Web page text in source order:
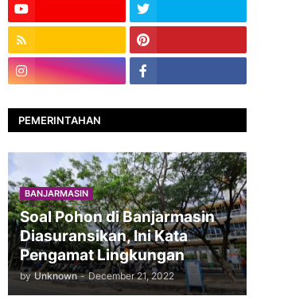
PEMERINTAHAN
BANJARMASIN
Soal Pohon di Banjarmasin
Diasuransikan, Ini Kata
Pengamat Lingkungan
by Unknown - December 21, 2022